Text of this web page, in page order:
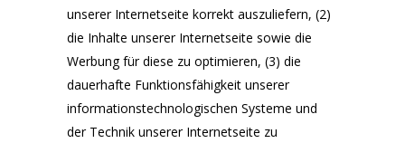
unserer Internetseite korrekt auszuliefern, (2)
die Inhalte unserer Internetseite sowie die
Werbung für diese zu optimieren, (3) die
dauerhafte Funktionsfähigkeit unserer
informationstechnologischen Systeme und
der Technik unserer Internetseite zu